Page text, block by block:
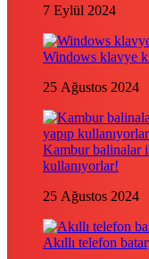
7 Eylül 2024
Windows klavye
25 Ağustos 2024
Kambur balinalar
kullanıyorlar!
25 Ağustos 2024
Akıllı telefon